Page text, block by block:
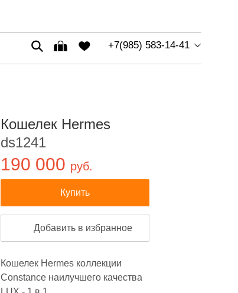
+7(985) 583-14-41
Кошелек Hermes
ds1241
190 000 руб.
Купить
Добавить в избранное
Кошелек Hermes коллекции
Constance наилучшего качества